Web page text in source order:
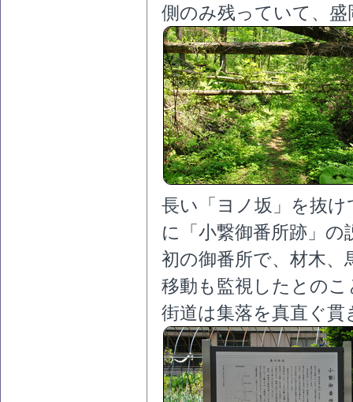
側のみ残っていて、
長い「ヨノ坂」を抜
に「小繋御番所跡」
初の御番所で、材木
移動も監視したとのこ
街道は集落を真直ぐ